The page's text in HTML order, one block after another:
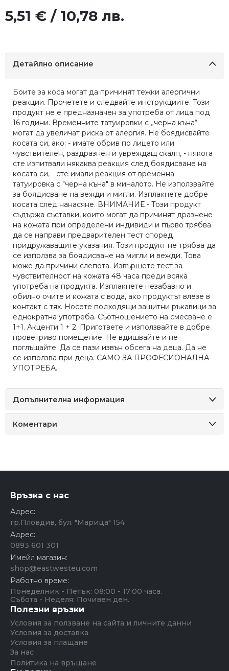
5,51 € / 10,78 лв.
Детайлно описание
Боите за коса могат да причинят тежки алергични
реакции. Прочетете и следвайте инструкциите. Този
продукт не е предназначен за употреба от лица под
16 години. Временните татуировки с „черна къна“
могат да увеличат риска от алергия. Не боядисвайте
косата си, ако: - имате обрив по лицето или
чувствителен, раздразнен и увреждащ скалп, - някога
сте изпитвали някаква реакция след боядисване на
косата си, - сте имали реакция от временна
татуировка с "черна къна" в миналото. Не използвайте
за боядисване на вежди и мигли. Изплакнете добре
косата след нанасяне. ВНИМАНИЕ - Този продукт
съдържа съставки, които могат да причинят дразнене
на кожата при определени индивиди и първо трябва
да се направи предварителен тест според
придружаващите указания. Този продукт не трябва да
се използва за боядисване на мигли и вежди. Това
може да причини слепота. Извършете тест за
чувствителност на кожата 48 часа преди всяка
употреба на продукта. Изплакнете незабавно и
обилно очите и кожата с вода, ако продуктът влезе в
контакт с тях. Носете подходящи защитни ръкавици за
еднократна употреба. Съотношението на смесване е
1+1. Акценти 1 + 2. Пригответе и използвайте в добре
проветриво помещение. Не вдишвайте и не
поглъщайте. Да се ​​пази извън обсега на деца. Да не
се използва при деца. САМО ЗА ПРОФЕСИОНАЛНА
УПОТРЕБА.
Допълнителна информация
Коментари
Връзка с нас
Адрес:
гр.Пловдив, бул. "Марица" 154
Адрес:
0893 601 301
Имейл магазин:
shop@eastwesteu.com
Работно време:
Понеделник - Петък: 08:00 - 17:00 часа.
Събота - Неделя: Почивен ден.
Полезни връзки
Условия за ползване на сайта и личните данни
Условия за доставка
Условия за плащане
За нас
Политика на връщане